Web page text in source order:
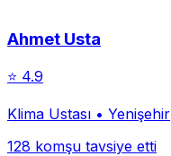
Ahmet Usta
⭐ 4.9
Klima Ustası • Yenişehir
128 komşu tavsiye etti